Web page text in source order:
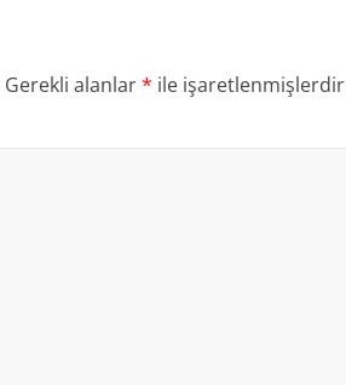
Gerekli alanlar* ile işaretlenmişlerdir